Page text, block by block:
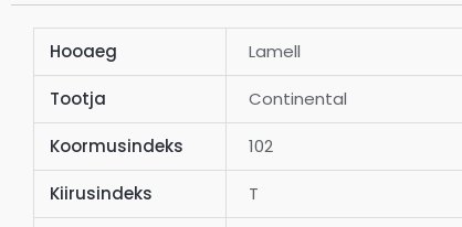
Hooaeg Lamell
Tootja Continental
Koormusindeks 102
Kiirusindeks T